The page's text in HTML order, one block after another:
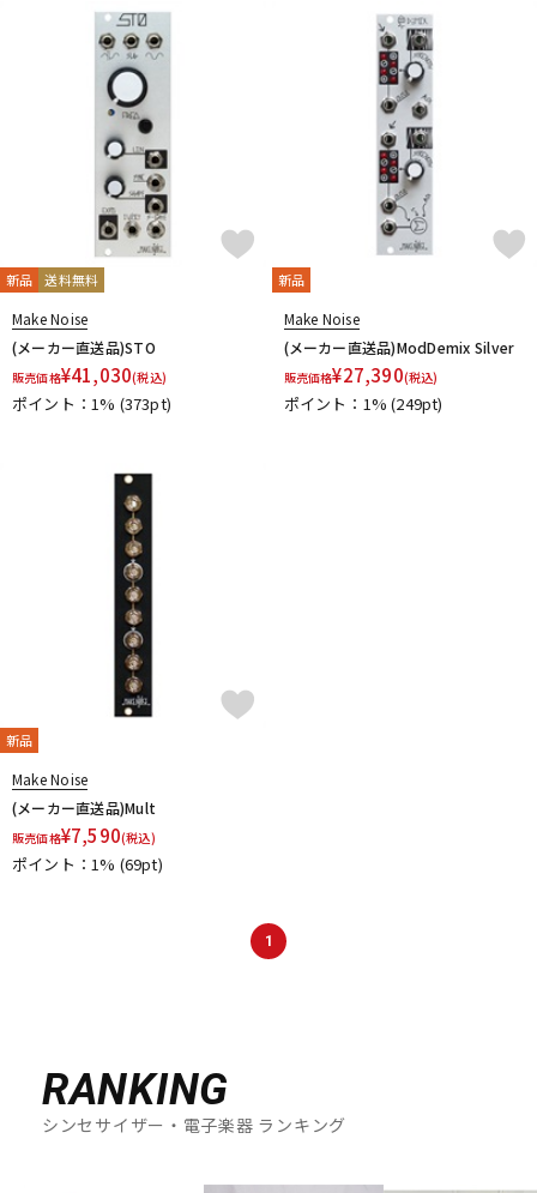
新品 送料無料
Make Noise
(メーカー直送品)STO
販売価格¥41,030(税込)
ポイント：1% (373pt)
新品
Make Noise
(メーカー直送品)ModDemix Silver
販売価格¥27,390(税込)
ポイント：1%(249pt)
新品
Make Noise
(メーカー直送品)Mult
販売価格¥7,590(税込)
ポイント：1% (69pt)
1
RANKING
シンセサイザー・電子楽器 ランキング